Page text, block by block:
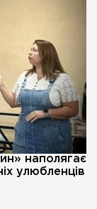
наполягає
улюбленців